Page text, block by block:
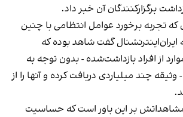
برگزارکنندگان آن خبر داد.
که تجربه برخورد عوامل انتظامی با چنین
ایران‌اینترنشنال گفت شاهد بوده که
از افراد بازداشت‌‌شده - بدون توجه به
چند میلیاردی دریافت کرده و آنها را از
بر این باور است که حساسیت